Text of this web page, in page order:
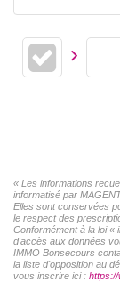
« Les informations
informatisé par
Elles sont conservées
le respect des
Conformément à la loi
d'accès aux données
IMMO Bonsecours
la liste d'opposition au
vous inscrire ici : https://